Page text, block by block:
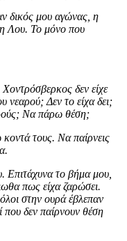
δικός μου αγώνας, η
Λου. Το μόνο που
δεν είχε
νεαρού; Δεν το είχα δει;
Να πάρω θέση;
τους. Να παίρνεις
Επιτάχυνα το βήμα μου,
πως είχα ζαρώσει.
στην ουρά έβλεπαν
δεν παίρνουν θέση